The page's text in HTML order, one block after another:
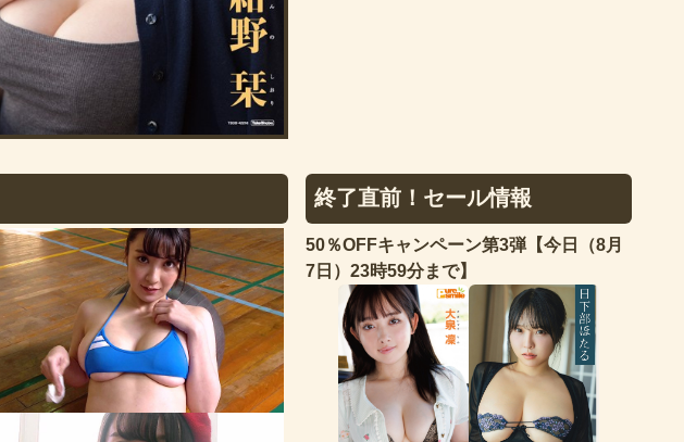
終了直前！セール情報
50％OFFキャンペーン第3弾【今日（8月
7日）23時59分まで】